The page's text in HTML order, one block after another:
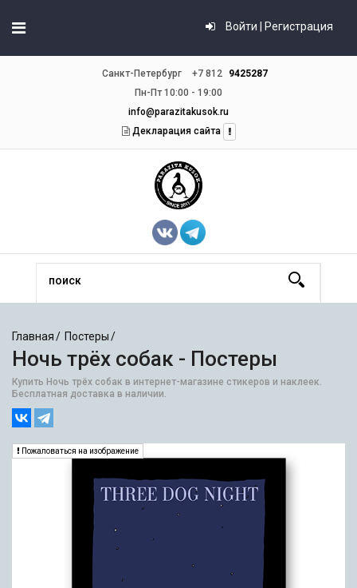
Войти | Регистрация
Санкт-Петербург +7 812
9425287
Пн-Пт 10:00 - 19:00
info@parazitakusok.ru
Декларация сайта
Главная Постеры
Ночь трёх собак - Постеры
Купить Ночь трёх собак в интернет-магазине стикеров и наклеек.
Бесплатная доставка в наличии.
Пожаловаться на изображение